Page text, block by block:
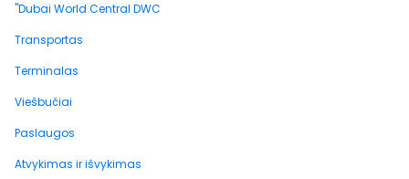
"Dubai World Central DWC
Transportas
Terminalas
Viešbučiai
Paslaugos
Atvykimas ir išvykimas